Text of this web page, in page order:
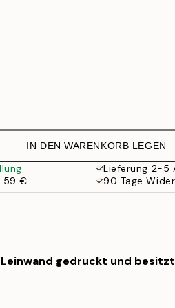
IN DEN WARENKORB LEGEN
Lieferung 2-5
59 €
90 Tage
gedruckt und